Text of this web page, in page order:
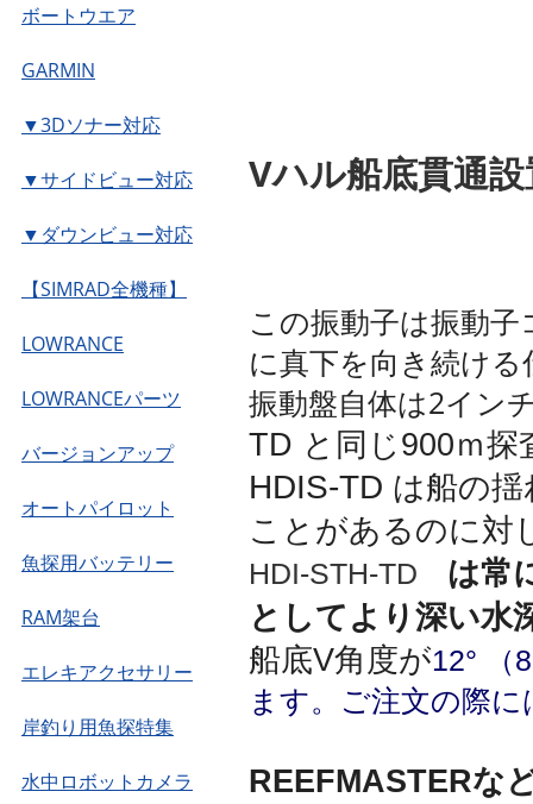
ボートウエア
GARMIN
▼3Dソナー対応
▼サイドビュー対応
▼ダウンビュー対応
【SIMRAD全機種】
LOWRANCE
LOWRANCEパーツ
バージョンアップ
オートパイロット
魚探用バッテリー
RAM架台
エレキアクセサリー
岸釣り用魚探特集
水中ロボットカメラ
Vハル船底貫通
この振動子は振動
に真下を向き続け
振動盤自体は2イン
TD と同じ900ｍ探
HDIS-TD は船の
ことがあるのに対
HDI-STH-TD は常
としてより深い水
船底V角度が12° （
ます。ご注文の際
REEFMASTERな